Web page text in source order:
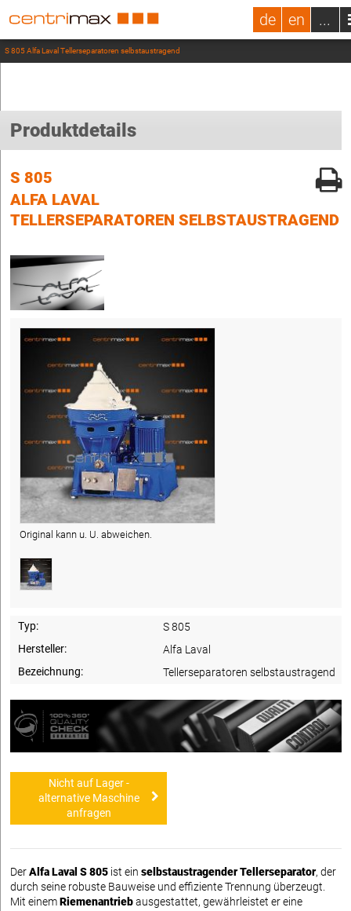
de en ...
S 805 Alfa Laval Tellerseparatoren selbstaustragend
Produktdetails
S 805
ALFA LAVAL
TELLERSEPARATOREN SELBSTAUSTRAGEND
Original kann u. U. abweichen.
Typ:
S 805
Hersteller:
Alfa Laval
Bezeichnung:
Tellerseparatoren selbstaustragend
Nicht auf Lager -
alternative Maschine
anfragen
DerAlfa Laval S 805 ist ein selbstaustragender Tellerseparator, der
durch seine robuste Bauweise und effiziente Trennung überzeugt.
Mit einemRiemenantriebausgestattet, gewährleistet er eine